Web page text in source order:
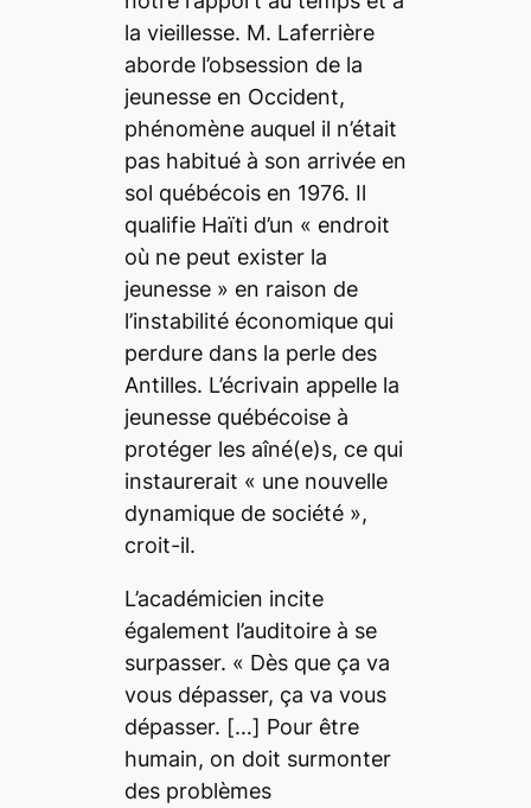
la vieillesse. M. Laferrière
aborde l’obsession de la
jeunesse en Occident,
phénomène auquel il n’était
pas habitué à son arrivée en
sol québécois en 1976. Il
qualifie Haïti d’un « endroit
où ne peut exister la
jeunesse» en raison de
l’instabilité économique qui
perdure dans la perle des
Antilles. L’écrivain appelle la
jeunesse québécoise à
protéger les aîné(e)s, ce qui
instaurerait « une nouvelle
dynamique de société »,
croit-il.
L’académicien incite
également l’auditoire à se
surpasser. « Dès que ça va
vous dépasser, ça va vous
dépasser. […] Pour être
humain, on doit surmonter
des problèmes